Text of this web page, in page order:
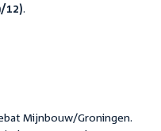
12).
Mijnbouw/Groningen.